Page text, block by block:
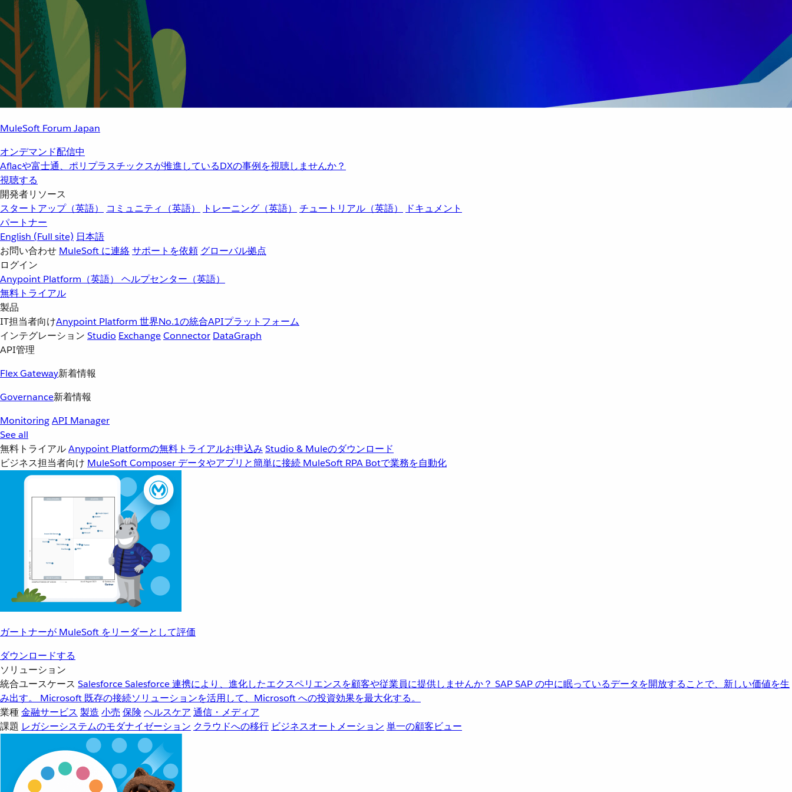
MuleSoft Forum Japan
オンデマンド配信中
Aflacや富士通、ポリプラスチックスが推進しているDXの事例を視聴しませんか？
視聴する
開発者リソース
スタートアップ（英語）
コミュニティ（英語） トレーニング（英語） チュートリアル（英語）
ドキュメント
パートナー
English (Full site) 日本語
お問い合わせ MuleSoft に連絡サポートを依頼 グローバル拠点
ログイン
Anypoint Platform（英語） ヘルプセンター（英語）
無料トライアル
製品
IT担当者向けAnypoint Platform 世界No.1の統合APIプラットフォーム
インテグレーション Studio ExchangeConnector DataGraph
API管理
Flex Gateway新着情報
Governance新着情報
MonitoringAPI Manager
See all
無料トライアルAnypoint Platformの無料トライアルお申込み Studio & Muleのダウンロード
ビジネス担当者向け MuleSoft Composer データやアプリと簡単に接続 MuleSoft RPA Botで業務を自動化
ガートナーが MuleSoft をリーダーとして評価
ダウンロードする
ソリューション
統合ユースケース SalesforceSalesforce 連携により、進化したエクスペリエンスを顧客や従業員に提供しませんか？ SAPSAP の中に眠っているデータを開放することで、新しい価値を生
み出す。
Microsoft 既存の接続ソリューションを活用して、Microsoft への投資効果を最大化する。
業種金融サービス 製造 小売 保険 ヘルスケア 通信・メディア
課題 レガシーシステムのモダナイゼーション クラウドへの移行 ビジネスオートメーション 単一の顧客ビュー